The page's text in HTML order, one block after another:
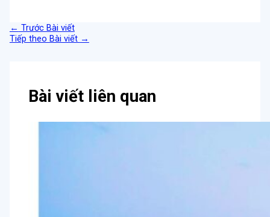
← Trước Bài viết
Tiếp theo Bài viết →
Bài viết liên quan